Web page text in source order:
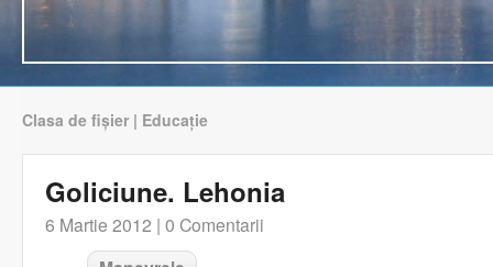
Clasa de fișier | Educație
Goliciune. Lehonia
6 Martie 2012 | 0 Comentarii